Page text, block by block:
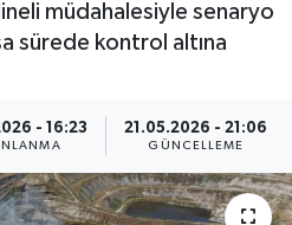
müdahalesiyle senaryo
sürede kontrol altına
- 16:23 21.05.2026 - 21:06
GÜNCELLEME